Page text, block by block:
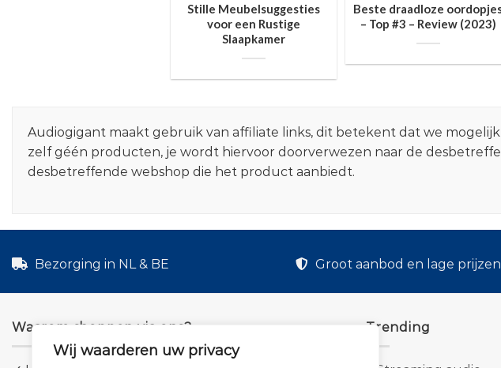
Wij waarderen uw privacy
Stille Meubelsuggesties
voor een Rustige
Slaapkamer
Beste draadloze
– Top #3 – Review (2023)
Audiogigant maakt gebruik van affiliate links, dit betekent dat we
zelf géén producten, je wordt hiervoor doorverwezen naar de
desbetreffende webshop die het product aanbiedt.
Bezorging in NL & BE Groot aanbod en lage prijzen
Waarom shoppen via ons? Trending